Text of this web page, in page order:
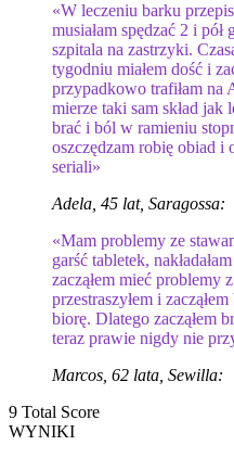
«W leczeniu barku
musiałam spędzać 2 i
szpitala na zastrzyki.
tygodniu miałem dość i
przypadkowo trafiłam na
mierze taki sam skład
brać i ból w ramieniu
oszczędzam robię obiad i
seriali»
Adela, 45 lat, Saragossa:
«Mam problemy ze
garść tabletek,
zacząłem mieć problemy
przestraszyłem i
biorę. Dlatego zacząłem
teraz prawie nigdy nie
Marcos, 62 lata, Sewilla:
9 Total Score
WYNIKI